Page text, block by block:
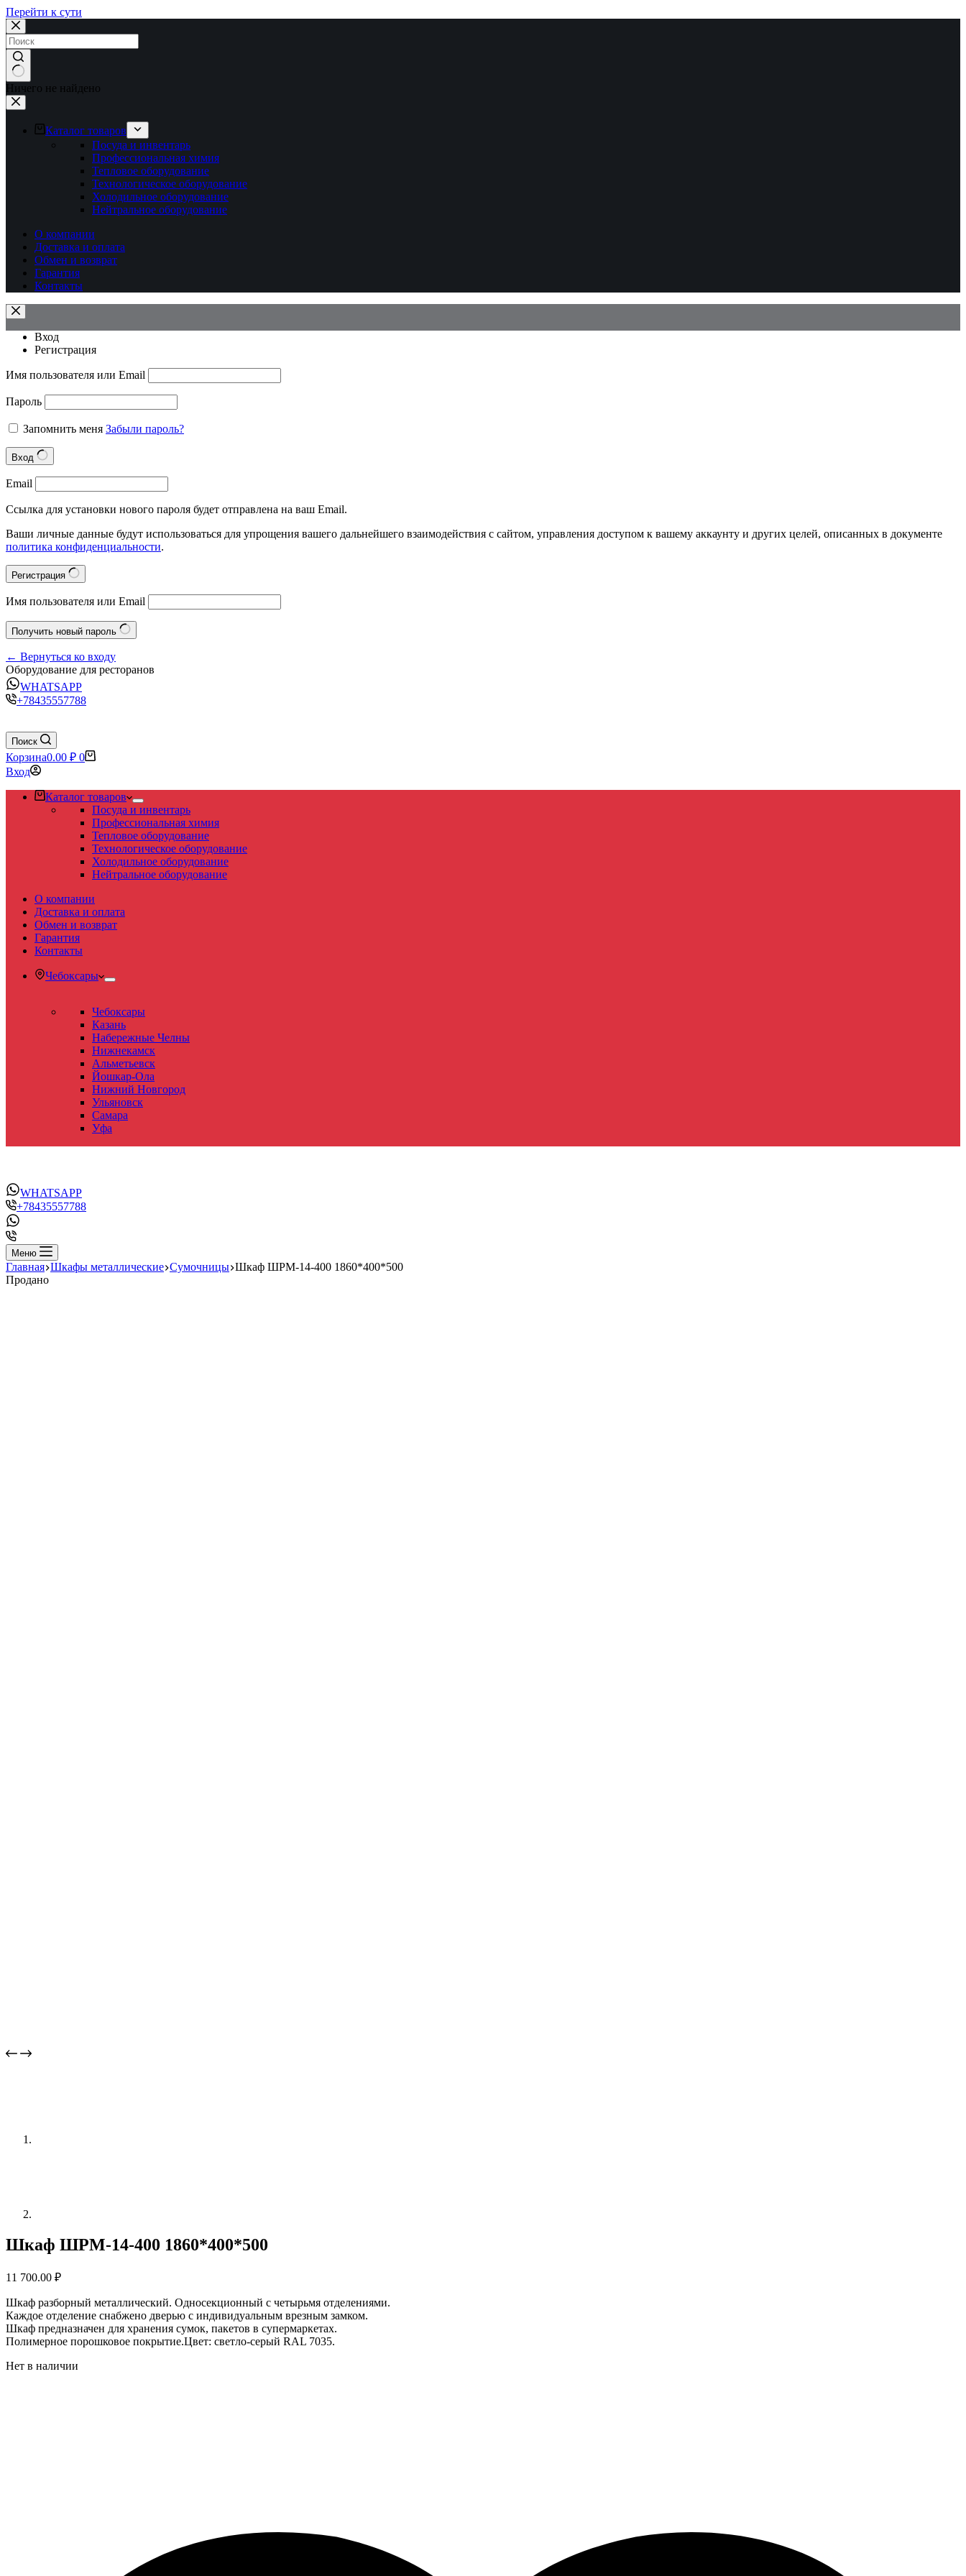
Перейти к сути
Ничего не найдено
Каталог товаров
Посуда и инвентарь
Профессиональная химия
Тепловое оборудование
Технологическое оборудование
Холодильное оборудование
Нейтральное оборудование
О компании
Доставка и оплата
Обмен и возврат
Гарантия
Контакты
Вход
Регистрация
Имя пользователя или Email
Пароль
Запомнить меня Забыли пароль?
Вход
Email
Ссылка для установки нового пароля будет отправлена на ваш Email.
Ваши личные данные будут использоваться для упрощения вашего дальнейшего взаимодействия с сайтом, управления доступом к вашему аккаунту и других целей, описанных в документе
политика конфиденциальности.
Регистрация
Имя пользователя или Email
Получить новый пароль
← Вернуться ко входу
Оборудование для ресторанов
WHATSAPP
+78435557788
Поиск
Корзина0.00 ₽ 0
Вход
Каталог товаров
Посуда и инвентарь
Профессиональная химия
Тепловое оборудование
Технологическое оборудование
Холодильное оборудование
Нейтральное оборудование
О компании
Доставка и оплата
Обмен и возврат
Гарантия
Контакты
Чебоксары
Чебоксары
Казань
Набережные Челны
Нижнекамск
Альметьевск
Йошкар-Ола
Нижний Новгород
Ульяновск
Самара
Уфа
WHATSAPP
+78435557788
Меню
Главная Шкафы металлические Сумочницы Шкаф ШРМ-14-400 1860*400*500
Продано
Шкаф ШРМ-14-400 1860*400*500
11 700.00 ₽
Шкаф разборный металлический. Односекционный с четырьмя отделениями.
Каждое отделение снабжено дверью с индивидуальным врезным замком.
Шкаф предназначен для хранения сумок, пакетов в супермаркетах.
Полимерное порошковое покрытие.Цвет: светло-серый RAL 7035.
Нет в наличии